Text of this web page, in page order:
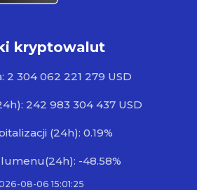
kryptowalut
2 304 062 221 279 USD
242 983 304 437 USD
(24h): 0.19%
-48.58%
08-06 15:01:25